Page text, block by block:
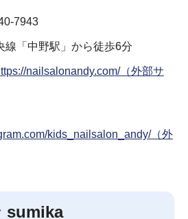
7943
線「中野駅」から徒歩6分
nailsalonandy.com/（外部サ
kids_nailsalon_andy/（外
sumika